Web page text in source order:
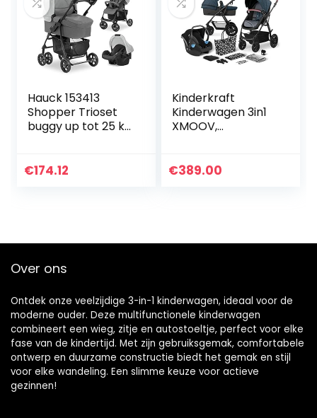
Hauck 153413
Shopper Trioset
buggy up tot 25 kg
reiswieg, matras
€174.12
Kinderkraft
Kinderwagen 3in1
XMOOV,
Reissysteem, met
€389.00
Over ons
Ontdek onze veelzijdige 3-in-1 kinderwagen, ideaal voor de
moderne ouder. Deze multifunctionele kinderwagen
combineert een wieg, zitje en autostoeltje, perfect voor elke
fase van de kindertijd. Met zijn gebruiksgemak, comfortabele
ontwerp en duurzame constructie biedt het gemak en stijl
voor elke wandeling. Een slimme keuze voor actieve
gezinnen!